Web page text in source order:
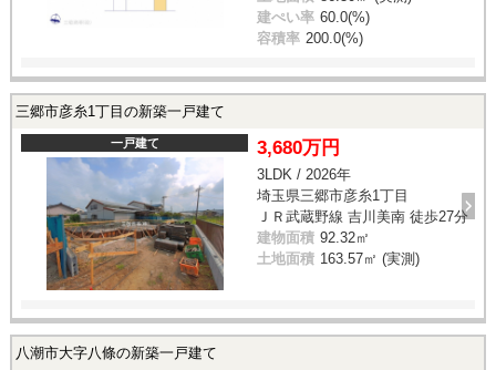
建ぺい率 60.0(%)
容積率 200.0(%)
三郷市彦糸1丁目の新築一戸建て
一戸建て 3,680万円
3LDK / 2026年
埼玉県三郷市彦糸1丁目
ＪＲ武蔵野線 吉川美南 徒歩27分
建物面積 92.32㎡
土地面積 163.57㎡ (実測)
八潮市大字八條の新築一戸建て